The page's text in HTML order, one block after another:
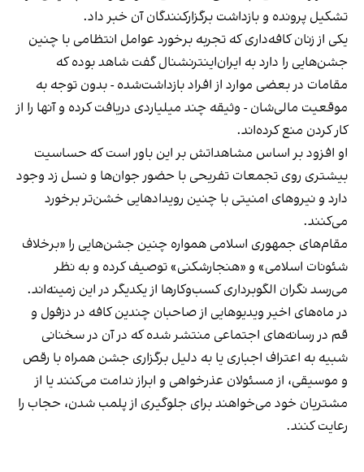
تشکیل پرونده و بازداشت برگزارکنندگان آن خبر داد.
یکی از زنان کافه‌داری که تجربه برخورد عوامل انتظامی با چنین
جشن‌هایی را دارد به ایران‌اینترنشنال گفت شاهد بوده که
مقامات در بعضی موارد از افراد بازداشت‌‌شده - بدون توجه به
موقعیت مالی‌شان - وثیقه چند میلیاردی دریافت کرده و آنها را از
کار کردن منع کرده‌اند.
او افزود بر اساس مشاهداتش بر این باور است که حساسیت
بیشتری روی تجمعات تفریحی با حضور جوان‌ها و نسل زد وجود
دارد و نیروهای امنیتی با چنین رویدادهایی خشن‌تر برخورد
می‌کنند.
مقام‌های جمهوری اسلامی همواره چنین جشن‌هایی را «برخلاف
شئونات اسلامی» و «هنجارشکنی» توصیف کرده و به نظر
می‌رسد نگران الگوبرداری کسب‌وکارها از یکدیگر در این زمینه‌اند.
در ماه‌های اخیر ویدیوهایی از صاحبان چندین کافه در دزفول و
قم در رسانه‌های اجتماعی منتشر شده که در آن در سخنانی
شبیه به اعتراف اجباری یا به دلیل برگزاری جشن همراه با رقص
و موسیقی، از مسئولان عذرخواهی و ابراز ندامت می‌کنند یا از
مشتریان خود می‌خواهند برای جلوگیری از پلمب شدن، حجاب را
رعایت کنند.